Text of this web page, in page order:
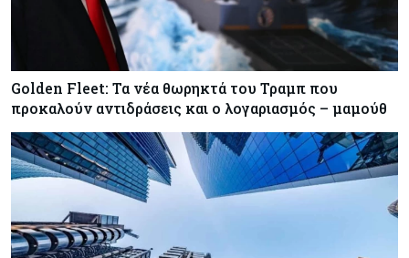
Golden Fleet: Τα νέα θωρηκτά του Τραμπ που
προκαλούν αντιδράσεις και ο λογαριασμός – μαμούθ